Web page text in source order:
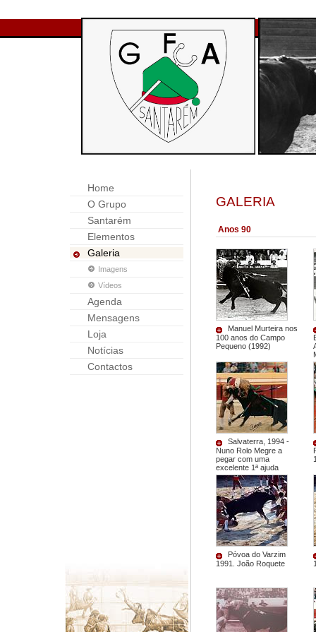
Home
O Grupo
Santarém
Elementos
Galeria
Imagens
Vídeos
Agenda
Mensagens
Loja
Notícias
Contactos
GALERIA
Anos 90
Manuel Murteira nos
100 anos do Campo
Pequeno (1992)
Salvaterra, 1994 -
Nuno Rolo Megre a
pegar com uma
excelente 1ª ajuda
Póvoa do Varzim
1991. João Roquete